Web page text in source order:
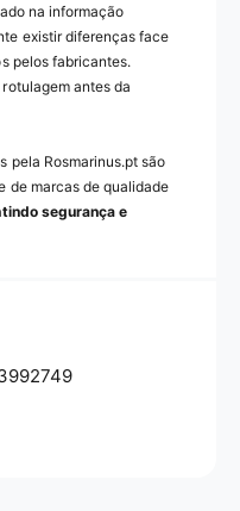
na informação
existir diferenças face
pelos fabricantes.
antes da
pela Rosmarinus.pt são
de marcas de qualidade
segurança e